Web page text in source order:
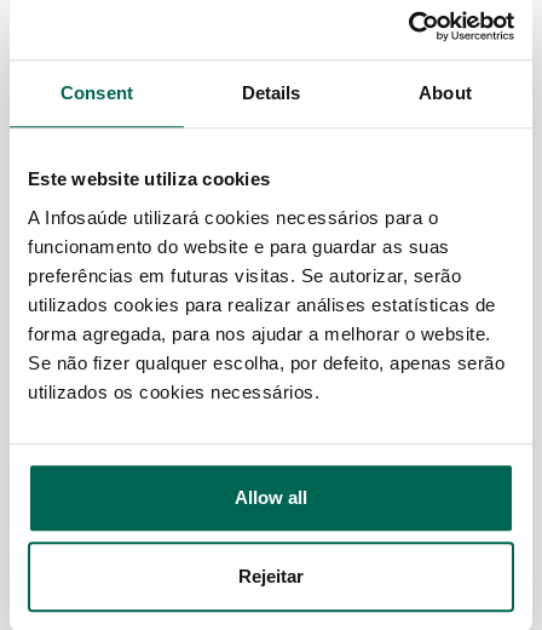
Consent Details About
Este website utiliza cookies
A Infosaúde utilizará cookies necessários para o
funcionamento do website e para guardar as suas
preferências em futuras visitas. Se autorizar, serão
utilizados cookies para realizar análises estatísticas de
forma agregada, para nos ajudar a melhorar o website.
Se não fizer qualquer escolha, por defeito, apenas serão
utilizados os cookies necessários.
Allow all
Rejeitar
sociodemográfica e clínica das pessoas com
Saber Mais
Characteristics of Oral Corticosteroid Users
Among Persons with Asthma on GINA Step 3
Therapy and Above: A Cross-Sectional Study in
Portuguese Community Pharmacies
Saber Mais
October 5, 2023
Patient preferences and cost-benefit of
hypertension and hyperlipidemia collaborative
primary care in Portugal: A discrete choice
experiment alongside a trial (USFarmácia)